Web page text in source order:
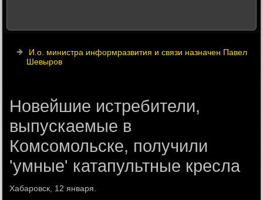
И.о. министра информразвития и связи назначен Павел
Шевыров
Новейшие истребители,
выпускаемые в
Комсомольске, получили
'умные' катапультные кресла
Хабаровск, 12 января.